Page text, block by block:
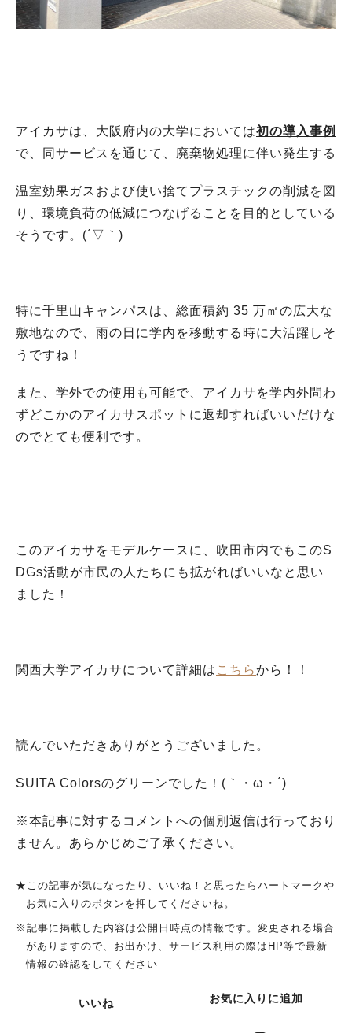
アイカサは、大阪府内の大学においては初の導入事例
で、同サービスを通じて、廃棄物処理に伴い発生する
温室効果ガスおよび使い捨てプラスチックの削減を図
り、環境負荷の低減につなげることを目的としている
そうです。(´▽｀)
特に千里山キャンパスは、総面積約 35 万㎡の広大な
敷地なので、雨の日に学内を移動する時に大活躍しそ
うですね！
また、学外での使用も可能で、アイカサを学内外問わ
ずどこかのアイカサスポットに返却すればいいだけな
のでとても便利です。
このアイカサをモデルケースに、吹田市内でもこのS
DGs活動が市民の人たちにも拡がればいいなと思い
ました！
関西大学アイカサについて詳細は こちらから！！
読んでいただきありがとうございました。
SUITA Colorsのグリーンでした！(｀・ω・´)ゞ
※本記事に対するコメントへの個別返信は行っており
ません。あらかじめご了承ください。
★この記事が気になったり、いいね！と思ったらハートマークや
お気に入りのボタンを押してくださいね。
※記事に掲載した内容は公開日時点の情報です。変更される場合
がありますので、お出かけ、サービス利用の際はHP等で最新
情報の確認をしてください
いいね お気に入りに追加